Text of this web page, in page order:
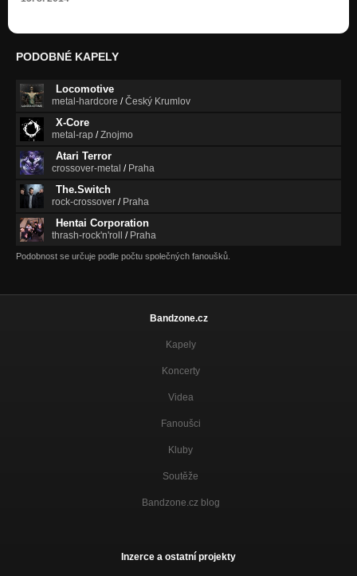
PODOBNÉ KAPELY
Locomotive
metal-hardcore /Český Krumlov
X-Core
metal-rap /Znojmo
Atari Terror
crossover-metal / Praha
The.Switch
rock-crossover / Praha
Hentai Corporation
thrash-rock'n'roll / Praha
Podobnost se určuje podle počtu společných fanoušků.
Bandzone.cz
Kapely
Koncerty
Videa
Fanoušci
Kluby
Soutěže
Bandzone.cz blog
Inzerce a ostatní projekty